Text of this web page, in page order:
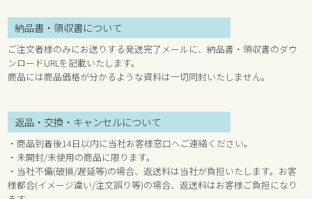
納品書・領収書について
ご注文者様のみにお送りする発送完了メールに、納品書・領収書のダウ
ンロードURLを記載いたします。
商品には商品価格が分かるような資料は一切同封いたしません。
返品・交換・キャンセルについて
・商品到着後14日以内に当社お客様窓口へご連絡ください。
・未開封/未使用の商品に限ります。
・当社不備(破損/遅延等)の場合、返送料は当社が負担いたします。お客
様都合(イメージ違い/注文誤り等)の場合、返送料はお客様ご負担になり